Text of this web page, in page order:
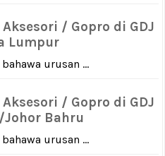
/ Gopro di GDJ
Lumpur
urusan ...
/ Gopro di GDJ
Johor Bahru
urusan ...